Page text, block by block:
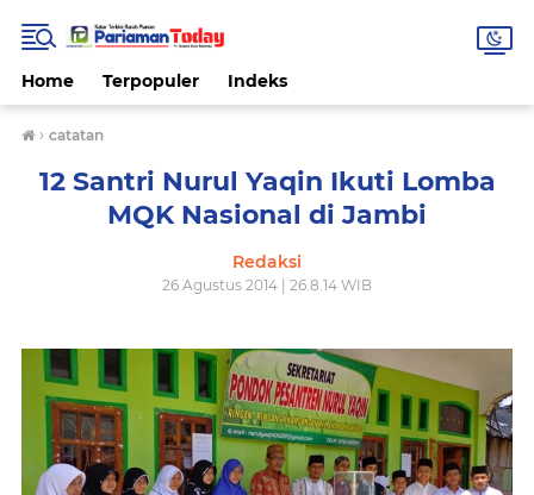
Home Terpopuler Indeks
› catatan
12 Santri Nurul Yaqin Ikuti Lomba
MQK Nasional di Jambi
Redaksi
26 Agustus 2014 | 26.8.14 WIB